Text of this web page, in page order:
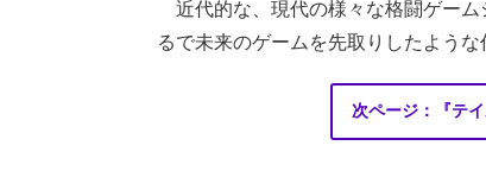
近代的な、現代の様々な格闘ゲー
るで未来のゲームを先取りしたような
次ページ：『テ